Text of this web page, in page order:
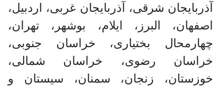
آذربایجان شرقی، آذربایجان غربی، اردبیل،
اصفهان، البرز، ایلام، بوشهر، تهران،
چهارمحال بختیاری، خراسان جنوبی،
خراسان رضوی، خراسان شمالی،
خوزستان، زنجان، سمنان، سیستان و